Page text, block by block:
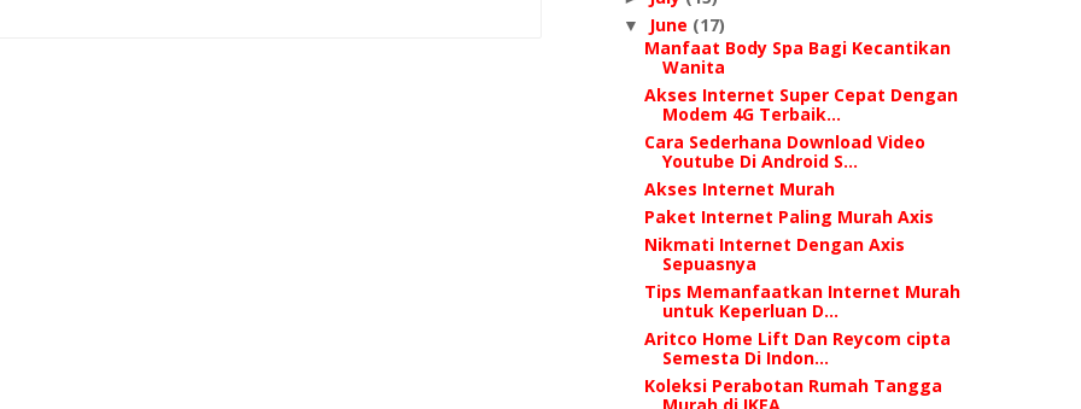
▼ June (17)
Manfaat Body Spa Bagi Kecantikan
Wanita
Akses Internet Super Cepat Dengan
Modem 4G Terbaik...
Cara Sederhana Download Video
Youtube Di Android S...
Akses Internet Murah
Paket Internet Paling Murah Axis
Nikmati Internet Dengan Axis
Sepuasnya
Tips Memanfaatkan Internet Murah
untuk Keperluan D...
Aritco Home Lift Dan Reycom cipta
Semesta Di Indon...
Koleksi Perabotan Rumah Tangga